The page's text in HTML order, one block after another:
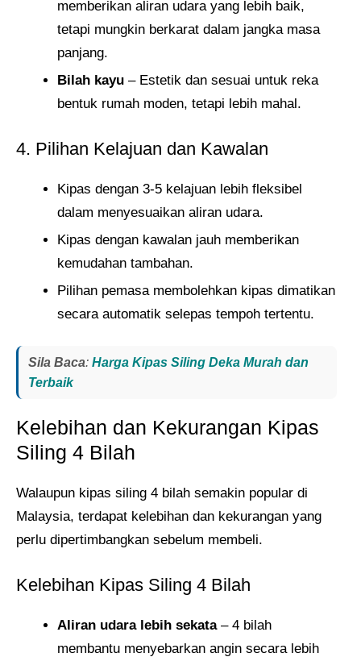
memberikan aliran udara yang lebih baik,
tetapi mungkin berkarat dalam jangka masa
panjang.
Bilah kayu – Estetik dan sesuai untuk reka
bentuk rumah moden, tetapi lebih mahal.
4. Pilihan Kelajuan dan Kawalan
Kipas dengan 3-5 kelajuan lebih fleksibel
dalam menyesuaikan aliran udara.
Kipas dengan kawalan jauh memberikan
kemudahan tambahan.
Pilihan pemasa membolehkan kipas dimatikan
secara automatik selepas tempoh tertentu.
Sila Baca: Harga Kipas Siling Deka Murah dan
Terbaik
Kelebihan dan Kekurangan Kipas
Siling 4 Bilah
Walaupun kipas siling 4 bilah semakin popular di
Malaysia, terdapat kelebihan dan kekurangan yang
perlu dipertimbangkan sebelum membeli.
Kelebihan Kipas Siling 4 Bilah
Aliran udara lebih sekata– 4 bilah
membantu menyebarkan angin secara lebih